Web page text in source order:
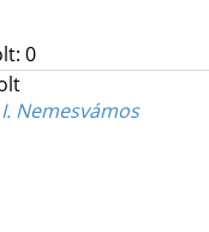
0
Nemesvámos